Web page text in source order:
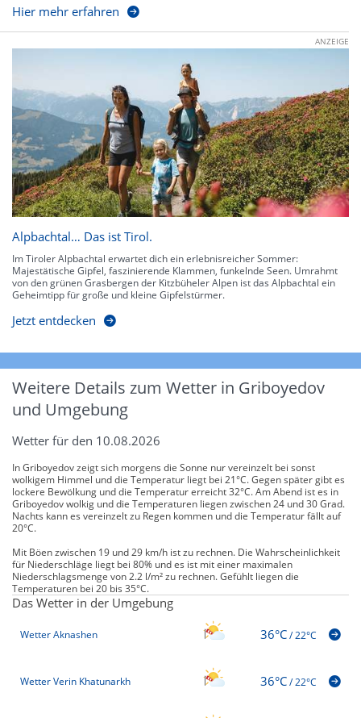
Hier mehr erfahren
ANZEIGE
Alpbachtal… Das ist Tirol.
Im Tiroler Alpbachtal erwartet dich ein erlebnisreicher Sommer:
Majestätische Gipfel, faszinierende Klammen, funkelnde Seen. Umrahmt
von den grünen Grasbergen der Kitzbüheler Alpen ist das Alpbachtal ein
Geheimtipp für große und kleine Gipfelstürmer.
Jetzt entdecken
Weitere Details zum Wetter in Griboyedov
und Umgebung
Wetter für den 10.08.2026
In Griboyedov zeigt sich morgens die Sonne nur vereinzelt bei sonst
wolkigem Himmel und die Temperatur liegt bei 21°C. Gegen später gibt es
lockere Bewölkung und die Temperatur erreicht 32°C. Am Abend ist es in
Griboyedov wolkig und die Temperaturen liegen zwischen 24 und 30 Grad.
Nachts kann es vereinzelt zu Regen kommen und die Temperatur fällt auf
20°C.
Mit Böen zwischen 19 und 29 km/h ist zu rechnen. Die Wahrscheinlichkeit
für Niederschläge liegt bei 80% und es ist mit einer maximalen
Niederschlagsmenge von 2.2 l/m² zu rechnen. Gefühlt liegen die
Temperaturen bei 20 bis 35°C.
Das Wetter in der Umgebung
Wetter Aknashen 36°C/22°C
Wetter Verin Khatunarkh 36°C/22°C